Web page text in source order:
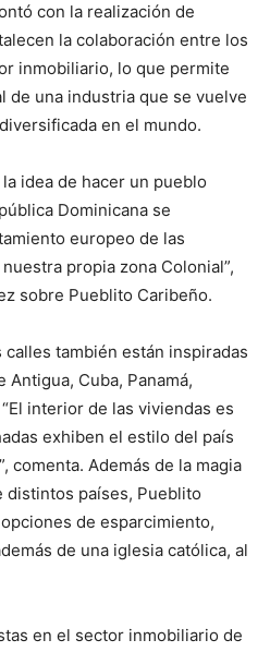
con la realización de
la colaboración entre los
inmobiliario, lo que permite
de una industria que se vuelve
en el mundo.
idea de hacer un pueblo
Dominicana se
europeo de las
propia zona Colonial”,
sobre Pueblito Caribeño.
también están inspiradas
Cuba, Panamá,
interior de las viviendas es
exhiben el estilo del país
comenta. Además de la magia
distintos países, Pueblito
de esparcimiento,
de una iglesia católica, al
en el sector inmobiliario de